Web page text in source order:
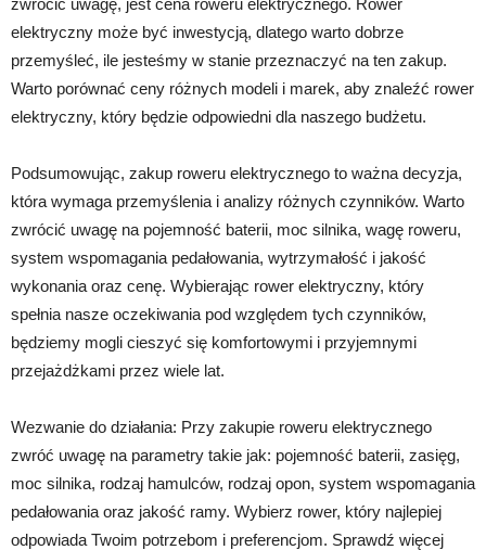
elektryczny może być inwestycją, dlatego warto dobrze
przemyśleć, ile jesteśmy w stanie przeznaczyć na ten zakup.
Warto porównać ceny różnych modeli i marek, aby znaleźć rower
elektryczny, który będzie odpowiedni dla naszego budżetu.
Podsumowując, zakup roweru elektrycznego to ważna decyzja,
która wymaga przemyślenia i analizy różnych czynników. Warto
zwrócić uwagę na pojemność baterii, moc silnika, wagę roweru,
system wspomagania pedałowania, wytrzymałość i jakość
wykonania oraz cenę. Wybierając rower elektryczny, który
spełnia nasze oczekiwania pod względem tych czynników,
będziemy mogli cieszyć się komfortowymi i przyjemnymi
przejażdżkami przez wiele lat.
Wezwanie do działania: Przy zakupie roweru elektrycznego
zwróć uwagę na parametry takie jak: pojemność baterii, zasięg,
moc silnika, rodzaj hamulców, rodzaj opon, system wspomagania
pedałowania oraz jakość ramy. Wybierz rower, który najlepiej
odpowiada Twoim potrzebom i preferencjom. Sprawdź więcej